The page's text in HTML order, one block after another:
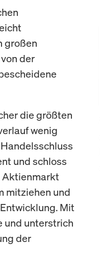
großen
der
die größten
wenig
und schloss
Aktienmarkt
mitziehen und
Mit
und unterstrich
der